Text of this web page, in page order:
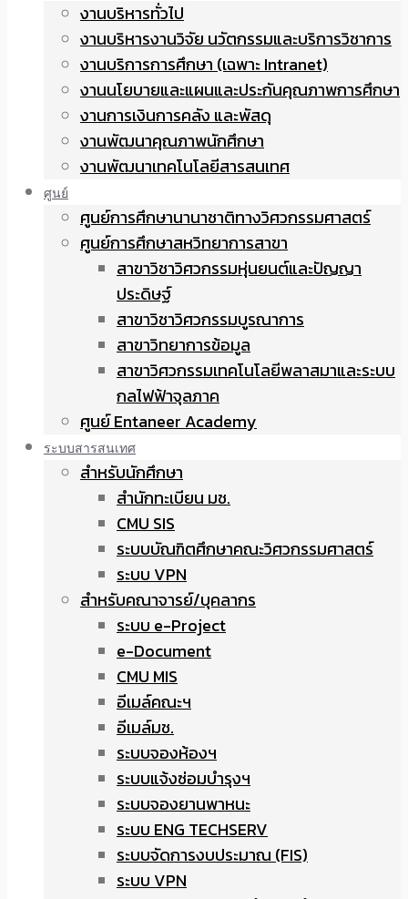
งานบริหารทั่วไป
งานบริหารงานวิจัย นวัตกรรมและบริการวิชาการ
งานบริการการศึกษา (เฉพาะ Intranet)
งานนโยบายและแผนและประกันคุณภาพการศึกษา
งานการเงินการคลัง และพัสดุ
งานพัฒนาคุณภาพนักศึกษา
งานพัฒนาเทคโนโลยีสารสนเทศ
ศูนย์
ศูนย์การศึกษานานาชาติทางวิศวกรรมศาสตร์
ศูนย์การศึกษาสหวิทยาการสาขา
สาขาวิชาวิศวกรรมหุ่นยนต์และปัญญา
ประดิษฐ์
สาขาวิชาวิศวกรรมบูรณาการ
สาขาวิทยาการข้อมูล
สาขาวิศวกรรมเทคโนโลยีพลาสมาและระบบ
กลไฟฟ้าจุลภาค
ศูนย์ Entaneer Academy
ระบบสารสนเทศ
สำหรับนักศึกษา
สำนักทะเบียน มช.
CMU SIS
ระบบบัณฑิตศึกษาคณะวิศวกรรมศาสตร์
ระบบ VPN
สำหรับคณาจารย์/บุคลากร
ระบบ e-Project
e-Document
CMU MIS
อีเมล์คณะฯ
อีเมล์มช.
ระบบจองห้องฯ
ระบบแจ้งซ่อมบำรุงฯ
ระบบจองยานพาหนะ
ระบบ ENG TECHSERV
ระบบจัดการงบประมาณ (FIS)
ระบบ VPN